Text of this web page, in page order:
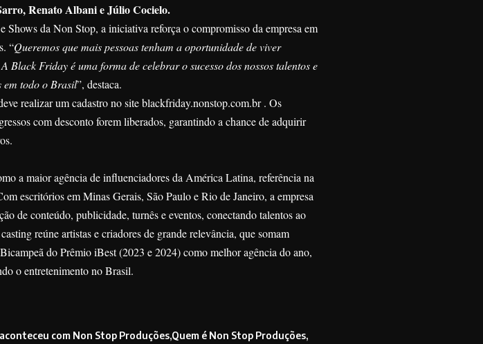
Renato Albani e Júlio Cocielo.
Shows da Non Stop, a iniciativa reforça o compromisso da empresa em
“Queremos que mais pessoas tenham a oportunidade de viver
Black Friday é uma forma de celebrar o sucesso dos nossos talentos e
em todo o Brasil”, destaca.
realizar um cadastro no siteblackfriday.nonstop.com.br. Os
com desconto forem liberados, garantindo a chance de adquirir
a maior agência de influenciadores da América Latina, referência na
escritórios em Minas Gerais, São Paulo e Rio de Janeiro, a empresa
de conteúdo, publicidade, turnês e eventos, conectando talentos ao
reúne artistas e criadores de grande relevância, que somam
do Prêmio iBest (2023 e 2024) como melhor agência do ano,
o entretenimento no Brasil.
com Non Stop ProduçõesQuem é Non Stop Produções